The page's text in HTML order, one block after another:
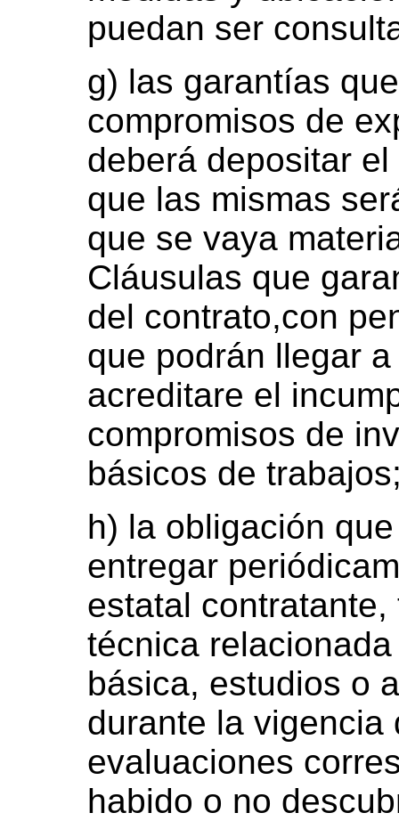
puedan ser
g) las garantías
compromisos de
deberá depositar
que las mismas
que se vaya
Cláusulas que
del contrato,con
que podrán llegar
acreditare el
compromisos de
básicos de
h) la obligación
entregar
estatal
técnica
básica, estudios o
durante la vigencia
evaluaciones
habido o no